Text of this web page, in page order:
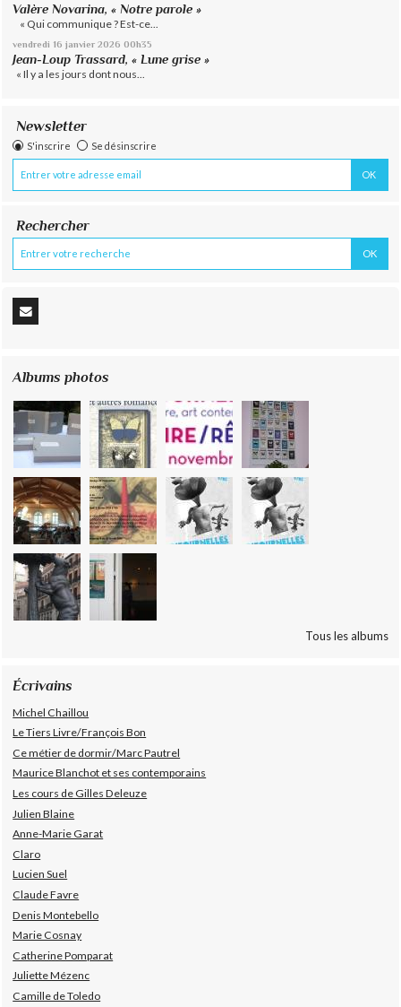
Valère Novarina, « Notre parole »
« Qui communique ? Est-ce...
vendredi 16 janvier 2026 00h35
Jean-Loup Trassard, « Lune grise »
« Il y a les jours dont nous...
Newsletter
S'inscrire Se désinscrire
Rechercher
Albums photos
Tous les albums
Écrivains
Michel Chaillou
Le Tiers Livre/François Bon
Ce métier de dormir/Marc Pautrel
Maurice Blanchot et ses contemporains
Les cours de Gilles Deleuze
Julien Blaine
Anne-Marie Garat
Claro
Lucien Suel
Claude Favre
Denis Montebello
Marie Cosnay
Catherine Pomparat
Juliette Mézenc
Camille de Toledo